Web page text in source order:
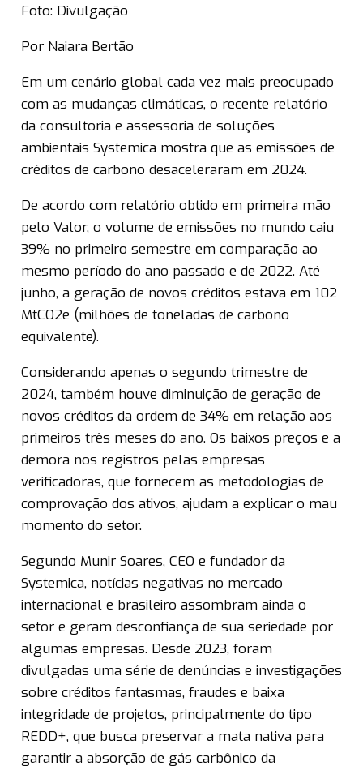
Foto: Divulgação
Por Naiara Bertão
Em um cenário global cada vez mais preocupado
com as mudanças climáticas, o recente relatório
da consultoria e assessoria de soluções
ambientais Systemica mostra que as emissões de
créditos de carbono desaceleraram em 2024.
De acordo com relatório obtido em primeira mão
pelo Valor, o volume de emissões no mundo caiu
39% no primeiro semestre em comparação ao
mesmo período do ano passado e de 2022. Até
junho, a geração de novos créditos estava em 102
MtCO2e (milhões de toneladas de carbono
equivalente).
Considerando apenas o segundo trimestre de
2024, também houve diminuição de geração de
novos créditos da ordem de 34% em relação aos
primeiros três meses do ano. Os baixos preços e a
demora nos registros pelas empresas
verificadoras, que fornecem as metodologias de
comprovação dos ativos, ajudam a explicar o mau
momento do setor.
Segundo Munir Soares, CEO e fundador da
Systemica, notícias negativas no mercado
internacional e brasileiro assombram ainda o
setor e geram desconfiança de sua seriedade por
algumas empresas. Desde 2023, foram
divulgadas uma série de denúncias e investigações
sobre créditos fantasmas, fraudes e baixa
integridade de projetos, principalmente do tipo
REDD+, que busca preservar a mata nativa para
garantir a absorção de gás carbônico da